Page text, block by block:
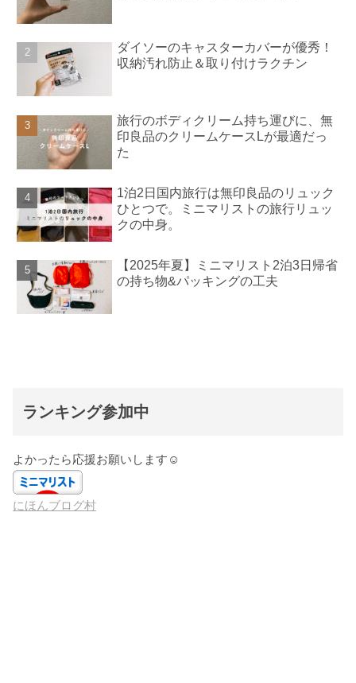
ダイソーのキャスターカバーが優秀！
収納汚れ防止＆取り付けラクチン
旅行のボディクリーム持ち運びに、無
印良品のクリームケースLが最適だっ
た
1泊2日国内旅行は無印良品のリュック
ひとつで。ミニマリストの旅行リュッ
クの中身。
【2025年夏】ミニマリスト2泊3日帰省
の持ち物&パッキングの工夫
ランキング参加中
よかったら応援お願いします☺️
にほんブログ村